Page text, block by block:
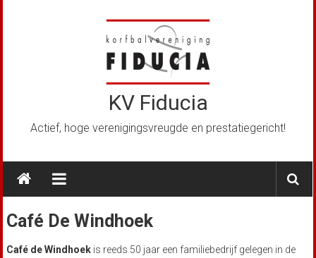
KV Fiducia
Actief, hoge verenigingsvreugde en prestatiegericht!
Café De Windhoek
Café de Windhoekis reeds 50 jaar een familiebedrijf gelegen in de